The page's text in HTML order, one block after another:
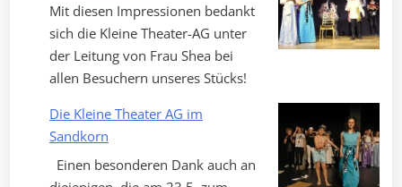
–
„Ein
von
Neil
Simon“
Mit diesen Impressionen bedankt
sich die Kleine Theater-AG unter
der Leitung von Frau Shea bei
allen Besuchern unseres Stücks!
Die Kleine Theater AG im
Sandkorn
Einen besonderen Dank auch an